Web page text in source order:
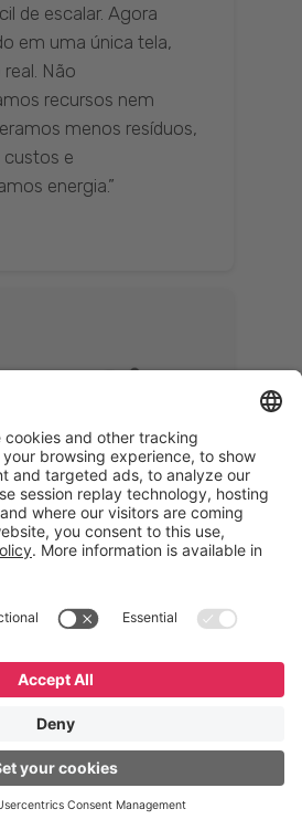
de escalar. Agora
em uma única tela,
Não
recursos nem
menos resíduos,
custos e
energia.”
Ribeiro
360°, que permite
Podemos
recondicionar e
à cadeia,